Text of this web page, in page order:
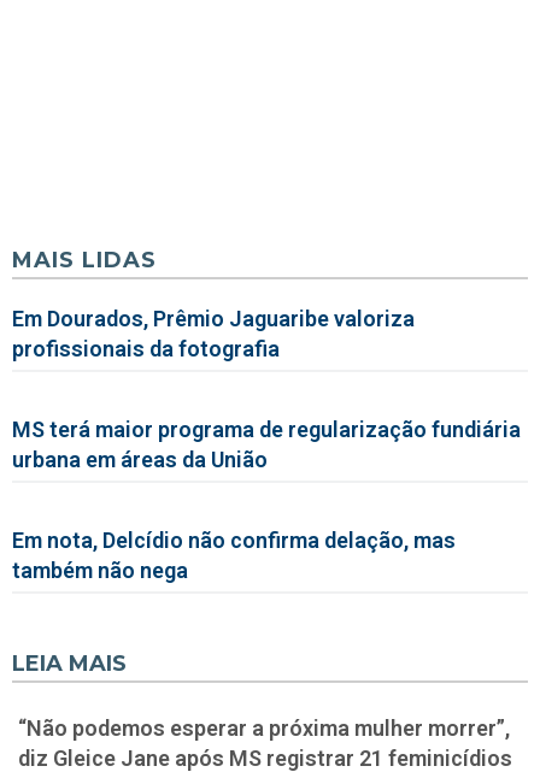
MAIS LIDAS
Em Dourados, Prêmio Jaguaribe valoriza
profissionais da fotografia
MS terá maior programa de regularização fundiária
urbana em áreas da União
Em nota, Delcídio não confirma delação, mas
também não nega
LEIA MAIS
“Não podemos esperar a próxima mulher morrer”,
diz Gleice Jane após MS registrar 21 feminicídios